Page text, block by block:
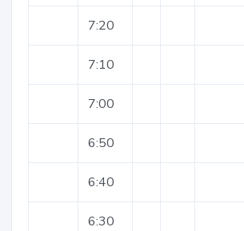
7:20
7:10
7:00
6:50
6:40
6:30